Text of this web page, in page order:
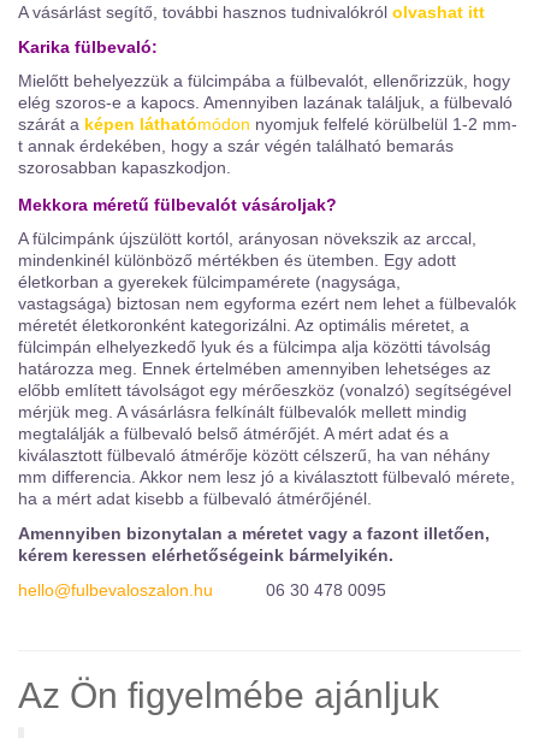
A vásárlást segítő, további hasznos tudnivalókról olvashat itt
Karika fülbevaló:
Mielőtt behelyezzük a fülcimpába a fülbevalót, ellenőrizzük, hogy
elég szoros-e a kapocs. Amennyiben lazának találjuk, a fülbevaló
szárát a képen láthatómódon nyomjuk felfelé körülbelül 1-2 mm-
t annak érdekében, hogy a szár végén található bemarás
szorosabban kapaszkodjon.
Mekkora méretű fülbevalót vásároljak?
A fülcimpánk újszülött kortól, arányosan növekszik az arccal,
mindenkinél különböző mértékben és ütemben. Egy adott
életkorban a gyerekek fülcimpamérete (nagysága,
vastagsága) biztosan nem egyforma ezért nem lehet a fülbevalók
méretét életkoronként kategorizálni. Az optimális méretet, a
fülcimpán elhelyezkedő lyuk és a fülcimpa alja közötti távolság
határozza meg. Ennek értelmében amennyiben lehetséges az
előbb említett távolságot egy mérőeszköz (vonalzó) segítségével
mérjük meg. A vásárlásra felkínált fülbevalók mellett mindig
megtalálják a fülbevaló belső átmérőjét. A mért adat és a
kiválasztott fülbevaló átmérője között célszerű, ha van néhány
mm differencia. Akkor nem lesz jó a kiválasztott fülbevaló mérete,
ha a mért adat kisebb a fülbevaló átmérőjénél.
Amennyiben bizonytalan a méretet vagy a fazont illetően,
kérem keressen elérhetőségeink bármelyikén.
hello@fulbevaloszalon.hu
06 30 478 0095
Az Ön figyelmébe ajánljuk